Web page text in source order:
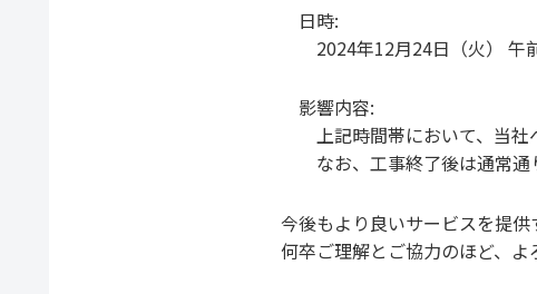
日時:
2024年12月24日（火） 午
影響内容:
上記時間帯において、当社
なお、工事終了後は通常通
今後もより良いサービスを提供
何卒ご理解とご協力のほど、よ